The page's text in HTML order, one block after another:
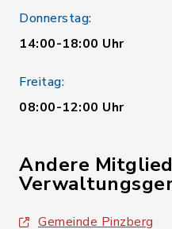
Donnerstag:
14:00-18:00 Uhr
Freitag:
08:00-12:00 Uhr
Andere
Gemeinde Pinzberg